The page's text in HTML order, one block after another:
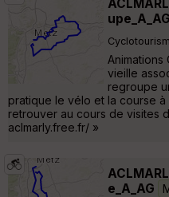
upe_A_AG
Animations
vieille
regroupe
pratique le vélo et la course à
retrouver au cours de visites
aclmarly.free.fr/ »
e_A_AG